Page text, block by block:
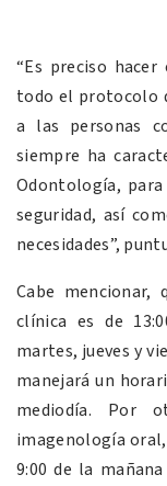
“Es preciso
todo el protocolo
a las personas
siempre ha
Odontología,
seguridad, así
necesidades”,
Cabe
clínica es de
martes, jueves y
manejará un
mediodía. Por
imagenología
9:00 de la